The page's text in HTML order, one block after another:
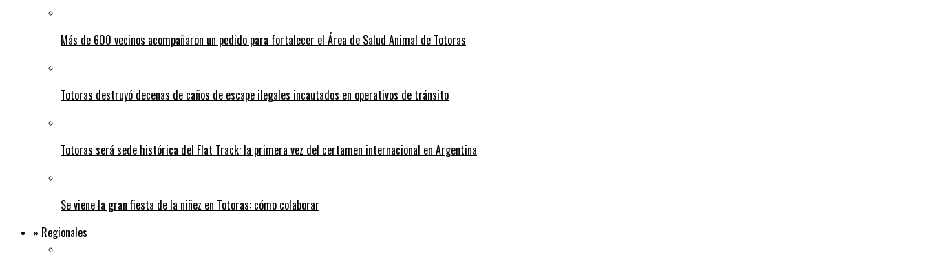
Más de 600 vecinos acompañaron un pedido para fortalecer el Área de Salud Animal de Totoras
Totoras destruyó decenas de caños de escape ilegales incautados en operativos de tránsito
Totoras será sede histórica del Flat Track: la primera vez del certamen internacional en Argentina
Se viene la gran fiesta de la niñez en Totoras: cómo colaborar
» Regionales